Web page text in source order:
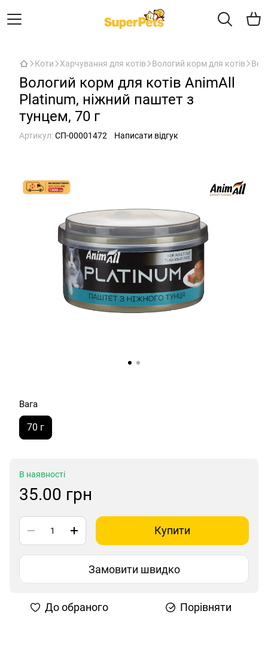
Коти Харчування для котів Вологий корм для котів
Вологий корм для котів AnimAll
Platinum, ніжний паштет з
тунцем, 70 г
Артикул:СП-00001472 Написати відгук
Вага
70 г
В наявності
35.00 грн
Купити
Замовити швидко
До обраного Порівняти